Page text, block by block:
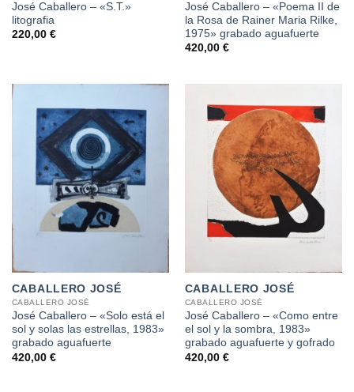
José Caballero – «S.T.»
litografia
220,00 €
José Caballero – «Poema II de
la Rosa de Rainer Maria Rilke,
1975» grabado aguafuerte
420,00 €
CABALLERO JOSÉ
CABALLERO JOSÉ
José Caballero – «Solo está el
sol y solas las estrellas, 1983»
grabado aguafuerte
420,00 €
CABALLERO JOSÉ
CABALLERO JOSÉ
José Caballero – «Como entre
el sol y la sombra, 1983»
grabado aguafuerte y gofrado
420,00 €